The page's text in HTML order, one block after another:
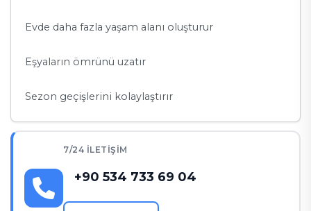
Evde daha fazla yaşam alanı oluşturur
Eşyaların ömrünü uzatır
Sezon geçişlerini kolaylaştırır
Taşınma ve yazlık geçişlerinde kolaylık sağlar
Yapılır?
Temizlik mutlaka yapılmalıdır
7/24 İLETIŞIM
+90 534 733 69 04